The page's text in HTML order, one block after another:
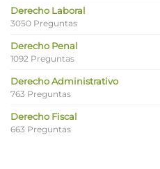
Derecho Laboral
3050 Preguntas
Derecho Penal
1092 Preguntas
Derecho Administrativo
763 Preguntas
Derecho Fiscal
663 Preguntas